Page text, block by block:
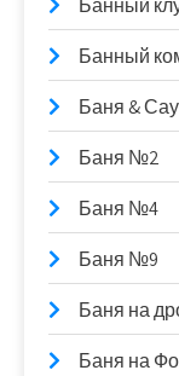
Банный
Банный
Баня &
Баня №2
Баня №4
Баня №9
Баня на
Баня на